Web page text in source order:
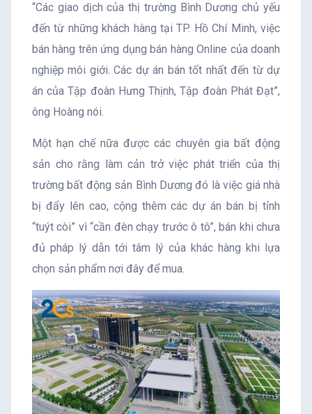
“Các giao dịch của thị trường Bình Dương chủ yếu
đến từ những khách hàng tại TP. Hồ Chí Minh, việc
bán hàng trên ứng dụng bán hàng Online của doanh
nghiệp môi giới. Các dự án bán tốt nhất đến từ dự
án của Tập đoàn Hưng Thịnh, Tập đoàn Phát Đạt”,
ông Hoàng nói.
Một hạn chế nữa được các chuyên gia bất động
sản cho rằng làm cản trở việc phát triển của thị
trường bất động sản Bình Dương đó là việc giá nhà
bị đẩy lên cao, cộng thêm các dự án bán bị tỉnh
“tuýt còi” vì “cần đèn chạy trước ô tô”, bán khi chưa
đủ pháp lý dẫn tới tâm lý của khác hàng khi lựa
chọn sản phẩm nơi đây để mua.